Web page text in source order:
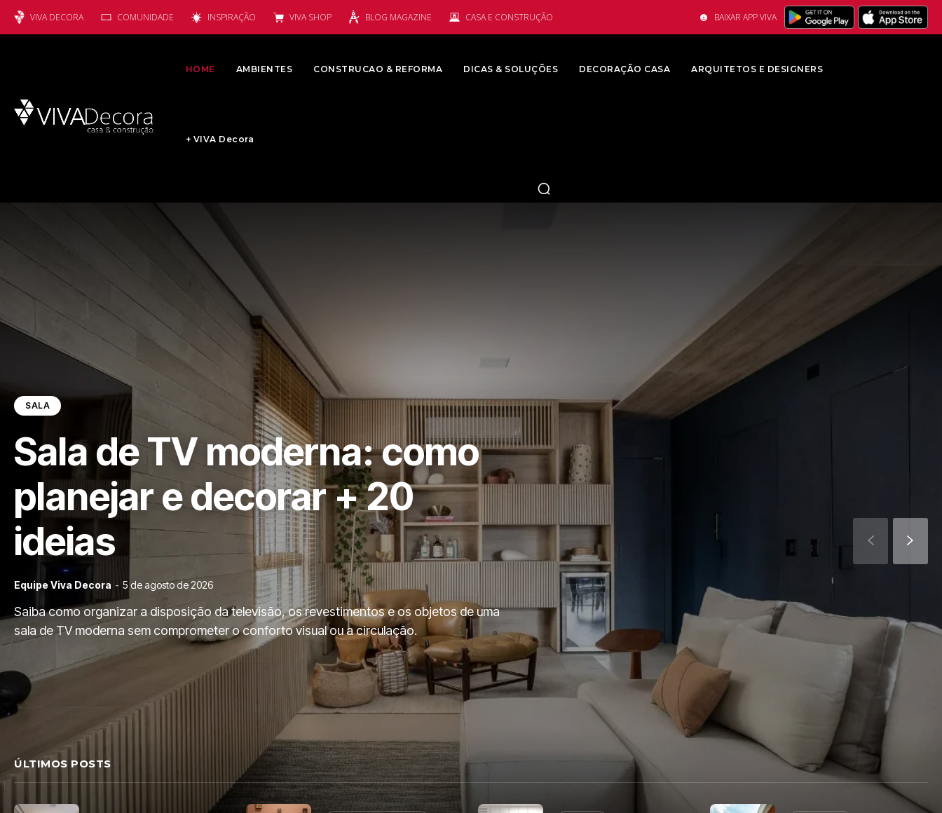
VIVA DECORA COMUNIDADE INSPIRAÇÃO VIVA SHOP BLOG MAGAZINE CASA E CONSTRUÇÃO BAIXAR APP VIVA
HOME AMBIENTES CONSTRUCAO & REFORMA DICAS & SOLUÇÕES DECORAÇÃO CASA ARQUITETOS E DESIGNERS
+ VIVA Decora
SALA
Sala de TV moderna: como
planejar e decorar + 20
ideias
Equipe Viva Decora - 5 de agosto de 2026
Saiba como organizar a disposição da televisão, os revestimentos e os objetos de uma
sala de TV moderna sem comprometer o conforto visual ou a circulação.
ÚLTIMOS POSTS